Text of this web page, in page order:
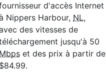
LTE 10 Unlimited
per month for 12 months
du contrat: 12 mo.
d'accès Internet
Nippers Harbour, NL,
des vitesses de
jusqu'à 50
Mbps et des prix à partir de
$84.99.